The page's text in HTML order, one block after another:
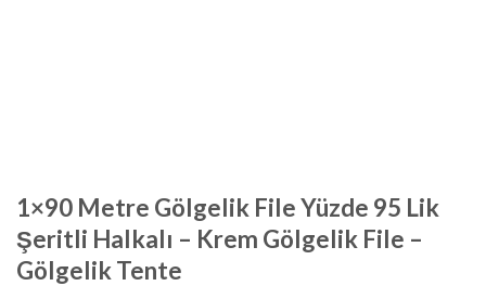
1×90 Metre Gölgelik File Yüzde 95 Lik
Şeritli Halkalı – Krem Gölgelik File –
Gölgelik Tente